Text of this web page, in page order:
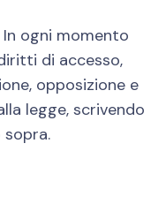
ogni momento
di accesso,
opposizione e
legge, scrivendo
sopra.